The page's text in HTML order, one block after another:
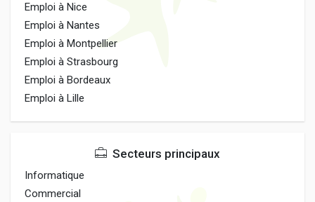
Emploi à Nice
Emploi à Nantes
Emploi à Montpellier
Emploi à Strasbourg
Emploi à Bordeaux
Emploi à Lille
Secteurs principaux
Informatique
Commercial